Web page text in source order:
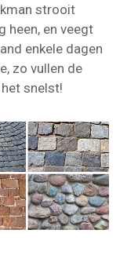
strooit
heen, en veegt
enkele dagen
zo vullen de
snelst!